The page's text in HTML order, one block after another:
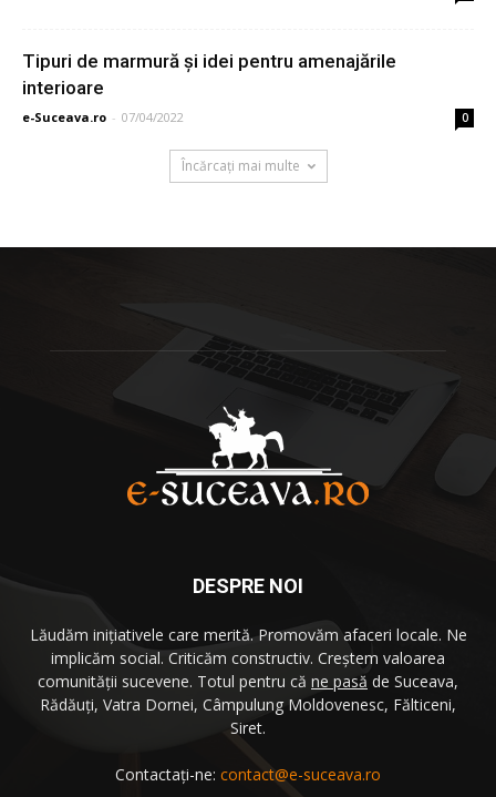
Tipuri de marmură și idei pentru amenajările
interioare
e-Suceava.ro - 07/04/2022 0
Încărcați mai multe
DESPRE NOI
Lăudăm iniţiativele care merită. Promovăm afaceri locale. Ne
implicăm social. Criticăm constructiv. Creştem valoarea
comunităţii sucevene. Totul pentru că ne pasă de Suceava,
Rădăuţi, Vatra Dornei, Câmpulung Moldovenesc, Fălticeni,
Siret.
Contactați-ne: contact@e-suceava.ro